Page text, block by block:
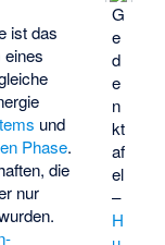
G
e
d
e
n
kt
af
el
–
H
ist das
eines
und
Phase.
die
nur